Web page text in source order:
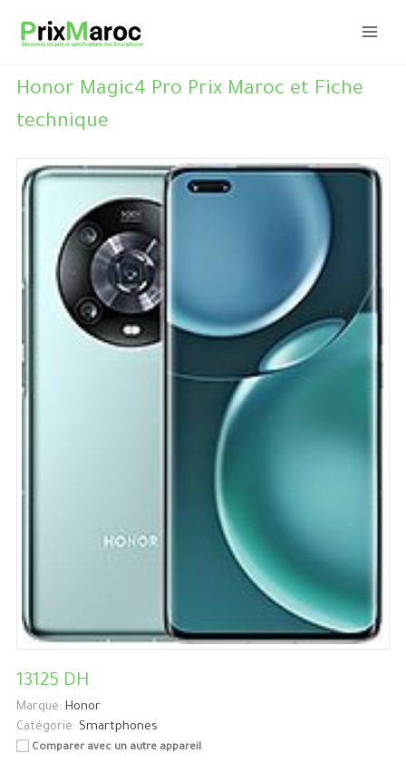
Honor Magic4 Pro Prix Maroc et Fiche
technique
13125 DH
Marque: Honor
Catégorie: Smartphones
Comparer avec un autre appareil